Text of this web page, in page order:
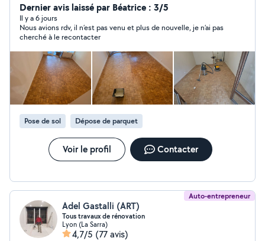
Dernier avis laissé par Béatrice : 3/5
Il y a 6 jours
Nous avions rdv, il n’est pas venu et plus de nouvelle, je n’ai pas
cherché à le recontacter
Pose de sol Dépose de parquet
Voir le profil Contacter
Auto-entrepreneur
Adel Gastalli (ART)
Tous travaux de rénovation
Lyon (La Sarra)
4,7/5 (77 avis)